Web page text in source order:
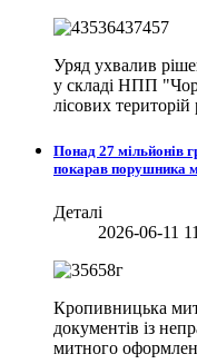
Уряд ухвалив
у складі НПП
лісових територій
Понад 27 мільйонів
покарав порушника
Деталі
2026-06-11
Кропивницька
документів із
митного